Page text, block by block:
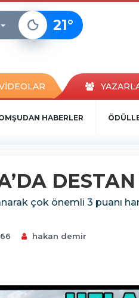
21°
HABERLER
çok önemli 3 puanı
hakan demir